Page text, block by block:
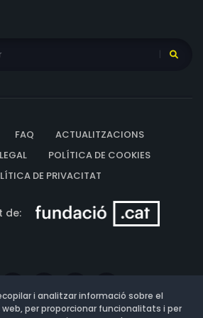
FAQ
ACTUALITZACIONS
POLÍTICA DE COOKIES
DE PRIVACITAT
de:
i analitzar informació sobre el
web, per proporcionar funcionalitats i per